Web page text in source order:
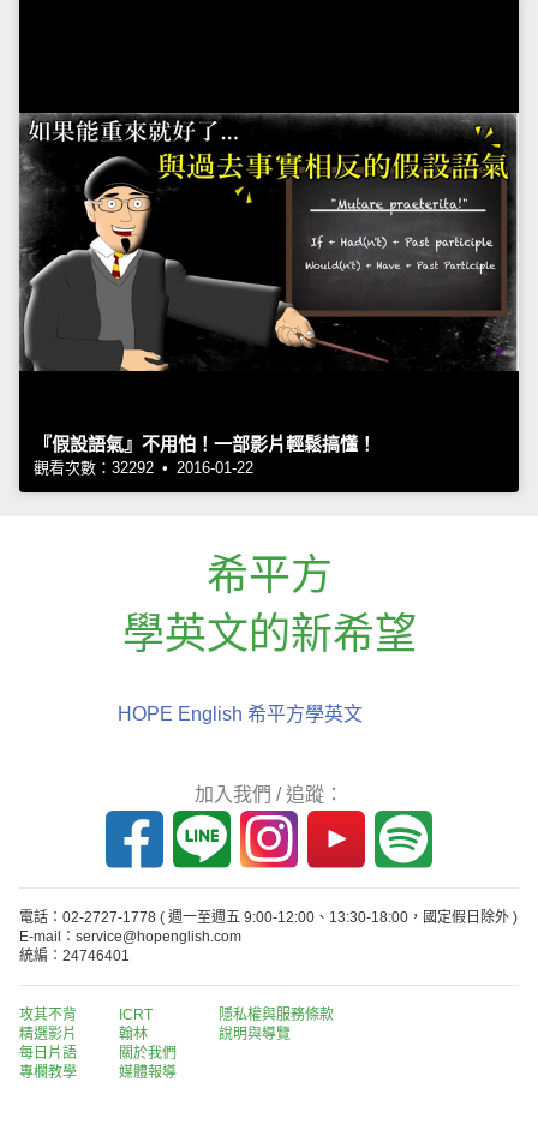
『假設語氣』不用怕！一部影片輕鬆搞懂！
觀看次數：32292 • 2016-01-22
希平方
學英文的新希望
HOPE English 希平方學英文
加入我們 / 追蹤：
電話：02-2727-1778 ( 週一至週五 9:00-12:00、13:30-18:00，國定假日除外 )
E-mail：service@hopenglish.com
統編：24746401
攻其不背
精選影片
每日片語
專欄教學
ICRT
翰林
關於我們
媒體報導
隱私權與服務條款
說明與導覽